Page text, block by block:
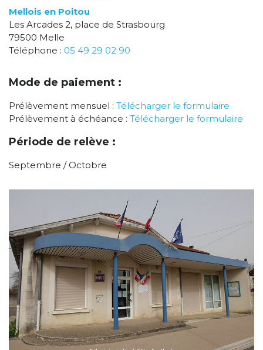
Mellois en Poitou
Les Arcades 2, place de Strasbourg
79500 Melle
Téléphone : 05 49 29 02 90
Mode de paiement :
Prélèvement mensuel : Télécharger le formulaire
Prélèvement à échéance : Télécharger le formulaire
Période de relève :
Septembre / Octobre